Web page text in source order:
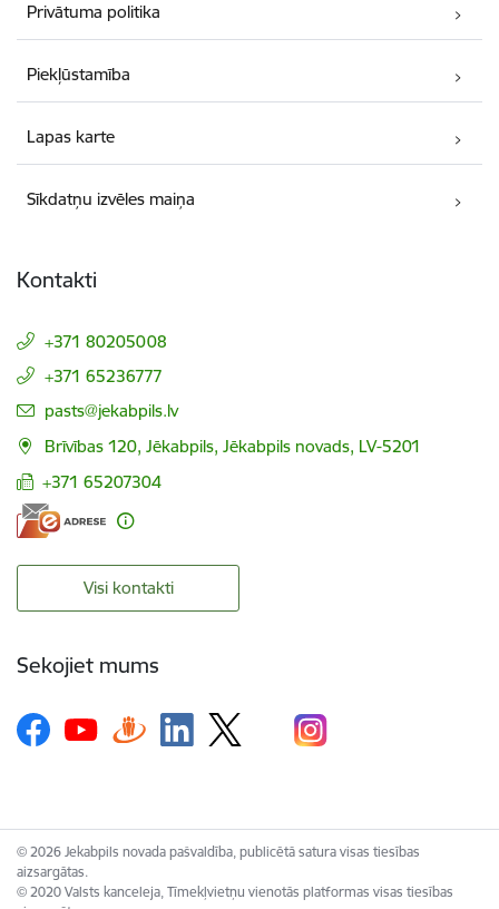
Privātuma politika
Piekļūstamība
Lapas karte
Sīkdatņu izvēles maiņa
Kontakti
+371 80205008
+371 65236777
E-pasts:
pasts@jekabpils.lv
Brīvības 120, Jēkabpils, Jēkabpils novads, LV-5201
+371 65207304
Visi kontakti
Sekojiet mums
© 2026 Jekabpils novada pašvaldība, publicētā satura visas tiesības
aizsargātas.
© 2020 Valsts kanceleja, Tīmekļvietņu vienotās platformas visas tiesības